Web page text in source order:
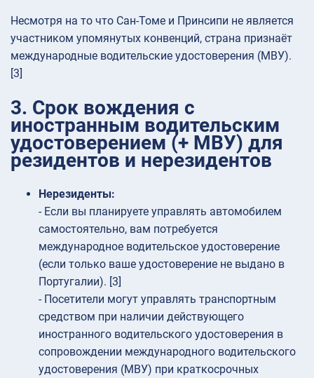
Несмотря на то что Сан-Томе и Принсипи не является
участником упомянутых конвенций, страна признаёт
международные водительские удостоверения (МВУ).
[3]
3. Срок вождения с
иностранным водительским
удостоверением (+ МВУ) для
резидентов и нерезидентов
Нерезиденты:
- Если вы планируете управлять автомобилем
самостоятельно, вам потребуется
международное водительское удостоверение
(если только ваше удостоверение не выдано в
Португалии). [3]
- Посетители могут управлять транспортным
средством при наличии действующего
иностранного водительского удостоверения в
сопровождении международного водительского
удостоверения (МВУ) при краткосрочных